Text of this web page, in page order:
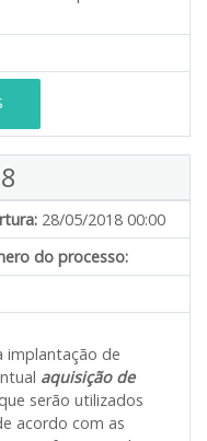
28/05/2018 00:00
do processo:
implantação de
aquisição de
que serão utilizados
acordo com as